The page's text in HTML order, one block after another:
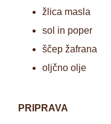
žlica masla
sol in poper
ščep žafrana
oljčno olje
PRIPRAVA